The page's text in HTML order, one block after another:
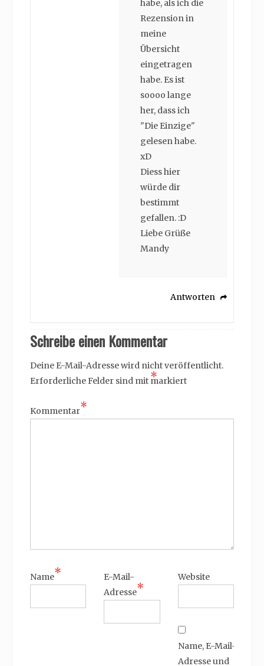
habe, als ich die
Rezension in
meine
Übersicht
eingetragen
habe. Es ist
soooo lange
her, dass ich
"Die Einzige"
gelesen habe.
xD
Diess hier
würde dir
bestimmt
gefallen. :D
Liebe Grüße
Mandy
Antworten
Schreibe einen Kommentar
Deine E-Mail-Adresse wird nicht veröffentlicht.
Erforderliche Felder sind mit *
markiert
Kommentar*
Name*
E-Mail-
Adresse*
Website
Name, E-Mail-
Adresse und